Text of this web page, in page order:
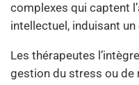
complexes qui captent
intellectuel, induisant
Les thérapeutes
gestion du stress ou de